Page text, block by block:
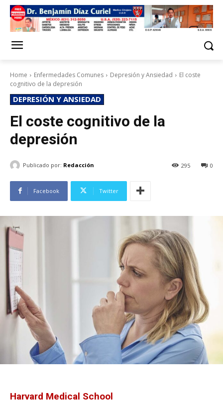
Home Enfermedades Comunes Depresión y Ansiedad
El coste
cognitivo de la depresión
DEPRESIÓN Y ANSIEDAD
El coste cognitivo de la
depresión
Publicado por: Redacción 0
295
Facebook Twitter
Harvard Medical School